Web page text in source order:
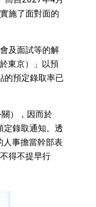
施了面對面的
及面試等的解
東京）」以預
的預定錄取率已
），因而於
定錄取通知。透
人事擔當幹部表
得不提早行